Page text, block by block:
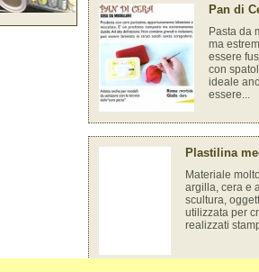
Pan di
Pasta da
ma
essere
con
ideale
essere...
Plastilina
Materiale
argilla, cera e
scultura,
utilizzata per
realizzati